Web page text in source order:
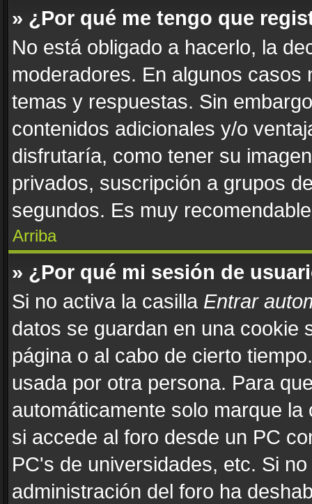
» ¿Por qué me tengo que
No está obligado a hacerlo, la
moderadores. En algunos
temas y respuestas. Sin
contenidos adicionales y/o
disfrutaría, como tener su
privados, suscripción a grupos
segundos. Es muy
Arriba
» ¿Por qué mi sesión de
Si no activa la casilla Entrar
datos se guardan en una cookie
página o al cabo de cierto
usada por otra persona. Para
automáticamente solo marque
si accede al foro desde un PC
PC's de universidades, etc. Si
administración del foro ha